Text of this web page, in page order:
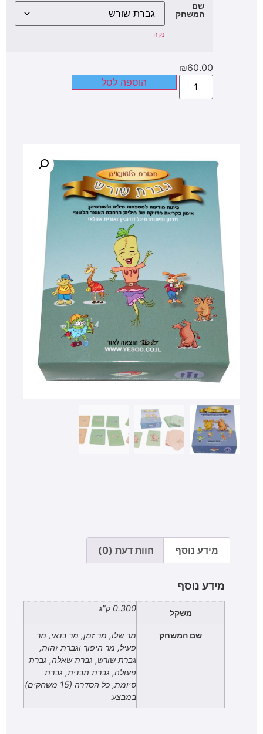
שם
המשחק
נקה
₪60.00
הוספה לסל
מידע נוסף חוות דעת (0)
מידע נוסף
משקל 0.300 ק"ג
שם המשחק
מר שלו, מר זמן, מר בנאי, מר
פעיל, מר היפוך וגברת זהות,
גברת שורש, גברת שאלה, גברת
פעולה, גברת תבנית, גברת
סיומת, כל הסדרה (15 משחקים)
במבצע